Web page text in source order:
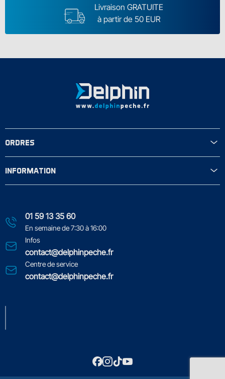
Livraison GRATUITE
à partir de 50 EUR
01 59 13 35 60
En semaine de 7:30 à 16:00
Infos
contact@delphinpeche.fr
Centre de service
contact@delphinpeche.fr
ORDRES
INFORMATION